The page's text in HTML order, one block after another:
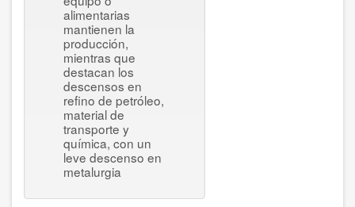
alimentarias
mantienen la
producción,
mientras que
destacan los
descensos en
refino de petróleo,
material de
transporte y
química, con un
leve descenso en
metalurgia